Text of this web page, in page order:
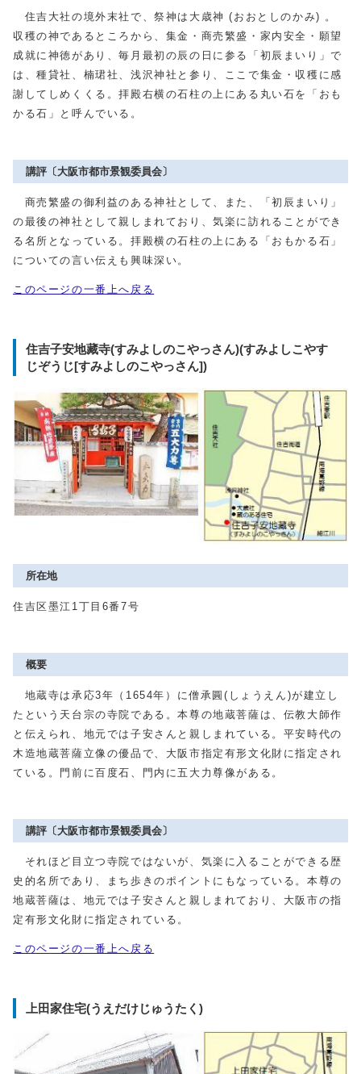
住吉大社の境外末社で、祭神は大歳神 (おおとしのかみ) 。
収穫の神であるところから、集金・商売繁盛・家内安全・願望
成就に神徳があり、毎月最初の辰の日に参る「初辰まいり」で
は、種貸社、楠珺社、浅沢神社と参り、ここで集金・収穫に感
謝してしめくくる。拝殿右横の石柱の上にある丸い石を「おも
かる石」と呼んでいる。
講評〔大阪市都市景観委員会〕
商売繁盛の御利益のある神社として、また、「初辰まいり」
の最後の神社として親しまれており、気楽に訪れることができ
る名所となっている。拝殿横の石柱の上にある「おもかる石」
についての言い伝えも興味深い。
このページの一番上へ戻る
住吉子安地藏寺(すみよしのこやっさん)(すみよしこやす
じぞうじ[すみよしのこやっさん])
所在地
住吉区墨江1丁目6番7号
概要
地蔵寺は承応3年（1654年）に僧承圓(しょうえん)が建立し
たという天台宗の寺院である。本尊の地蔵菩薩は、伝教大師作
と伝えられ、地元では子安さんと親しまれている。平安時代の
木造地蔵菩薩立像の優品で、大阪市指定有形文化財に指定され
ている。門前に百度石、門内に五大力尊像がある。
講評〔大阪市都市景観委員会〕
それほど目立つ寺院ではないが、気楽に入ることができる歴
史的名所であり、まち歩きのポイントにもなっている。本尊の
地蔵菩薩は、地元では子安さんと親しまれており、大阪市の指
定有形文化財に指定されている。
このページの一番上へ戻る
上田家住宅(うえだけじゅうたく)